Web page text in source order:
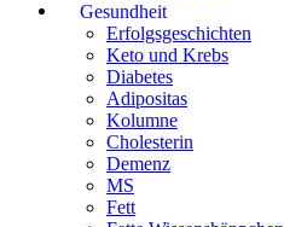
Gesundheit
Erfolgsgeschichten
Keto und Krebs
Diabetes
Adipositas
Kolumne
Cholesterin
Demenz
MS
Fett